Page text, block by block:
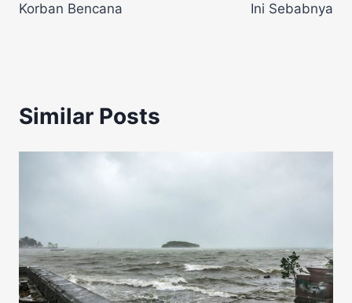
Korban Bencana
Ini Sebabnya
Similar Posts